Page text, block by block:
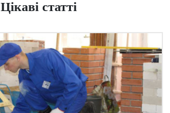
Цікаві статті